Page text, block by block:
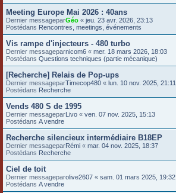
Meeting Europe Mai 2026 : 40ans
Dernier messageparGéo « jeu. 23 avr. 2026, 23:13
Postédans Rencontres, meetings, événements
Vis rampe d'injecteurs - 480 turbo
Dernier messageparnicom6 « mer. 18 mars 2026, 18:03
Postédans Questions techniques (partie mécanique)
[Recherche] Relais de Pop-ups
Dernier messageparTimecop480 « lun. 10 nov. 2025, 21:11
Postédans Recherche
Vends 480 S de 1995
Dernier messageparLivo « ven. 07 nov. 2025, 15:13
Postédans A vendre
Recherche silencieux intermédiaire B18EP
Dernier messageparRémi « mar. 04 nov. 2025, 18:37
Postédans Recherche
Ciel de toit
Dernier messageparolive2607 « sam. 01 mars 2025, 19:32
Postédans A vendre